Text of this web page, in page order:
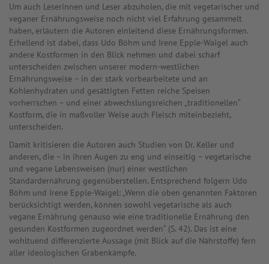
Um auch Leserinnen und Leser abzuholen, die mit vegetarischer und
veganer Ernährungsweise noch nicht viel Erfahrung gesammelt
haben, erläutern die Autoren einleitend diese Ernährungsformen.
Erhellend ist dabei, dass Udo Böhm und Irene Epple-Waigel auch
andere Kostformen in den Blick nehmen und dabei scharf
unterscheiden zwischen unserer modern-westlichen
Ernährungsweise – in der stark vorbearbeitete und an
Kohlenhydraten und gesättigten Fetten reiche Speisen
vorherrschen – und einer abwechslungsreichen „traditionellen“
Kostform, die in maßvoller Weise auch Fleisch miteinbezieht,
unterscheiden.
Damit kritisieren die Autoren auch Studien von Dr. Keller und
anderen, die – in ihren Augen zu eng und einseitig – vegetarische
und vegane Lebensweisen (nur) einer westlichen
Standardernährung gegenüberstellen. Entsprechend folgern Udo
Böhm und Irene Epple-Waigel: „Wenn die oben genannten Faktoren
berücksichtigt werden, können sowohl vegetarische als auch
vegane Ernährung genauso wie eine traditionelle Ernährung den
gesunden Kostformen zugeordnet werden“ (S. 42). Das ist eine
wohltuend differenzierte Aussage (mit Blick auf die Nährstoffe) fern
aller ideologischen Grabenkämpfe.